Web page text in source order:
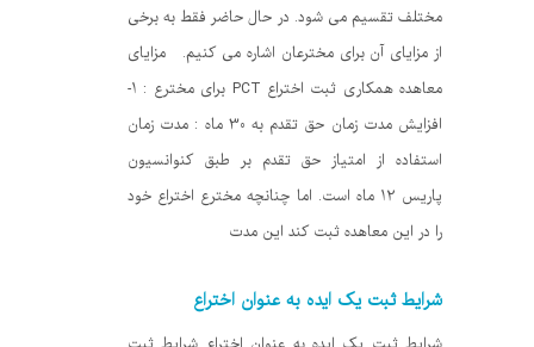
مختلف تقسیم می شود. در حال حاضر فقط به برخی
از مزایای آن برای مخترعان اشاره می کنیم. مزایای
معاهده همکاری ثبت اختراع PCT برای مخترع : 1-
افزایش مدت زمان حق تقدم به 30 ماه : مدت زمان
استفاده از امتیاز حق تقدم بر طبق کنوانسیون
پاریس 12 ماه است. اما چنانچه مخترع اختراع خود
را در این معاهده ثبت کند این مدت
شرایط ثبت یک ایده به عنوان اختراع